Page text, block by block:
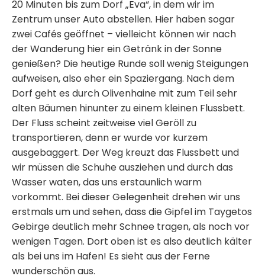
20 Minuten bis zum Dorf „Eva“, in dem wir im
Zentrum unser Auto abstellen. Hier haben sogar
zwei Cafés geöffnet – vielleicht können wir nach
der Wanderung hier ein Getränk in der Sonne
genießen? Die heutige Runde soll wenig Steigungen
aufweisen, also eher ein Spaziergang. Nach dem
Dorf geht es durch Olivenhaine mit zum Teil sehr
alten Bäumen hinunter zu einem kleinen Flussbett.
Der Fluss scheint zeitweise viel Geröll zu
transportieren, denn er wurde vor kurzem
ausgebaggert. Der Weg kreuzt das Flussbett und
wir müssen die Schuhe ausziehen und durch das
Wasser waten, das uns erstaunlich warm
vorkommt. Bei dieser Gelegenheit drehen wir uns
erstmals um und sehen, dass die Gipfel im Taygetos
Gebirge deutlich mehr Schnee tragen, als noch vor
wenigen Tagen. Dort oben ist es also deutlich kälter
als bei uns im Hafen! Es sieht aus der Ferne
wunderschön aus.